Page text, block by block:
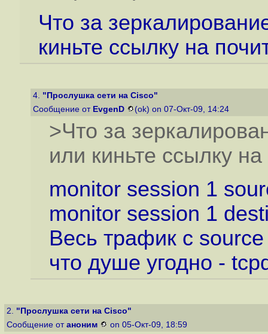
Что за
киньте ссылку на
4. "Прослушка сети на Cisco"
Сообщение от EvgenD (ok) on 07-Окт-09, 14:24
>Что за
или киньте ссылку на
monitor session 1
monitor session 1
Весь трафик с
что душе угодно -
2. "Прослушка сети на Cisco"
Сообщение от аноним on 05-Окт-09, 18:59